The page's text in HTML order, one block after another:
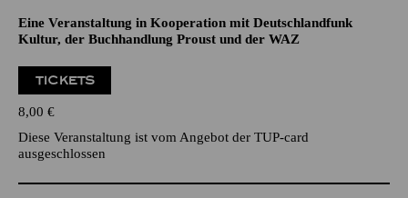
Eine Veranstaltung in Kooperation mit Deutschlandfunk
Kultur, der Buchhandlung Proust und der WAZ
TICKETS
8,00 €
Diese Veranstaltung ist vom Angebot der TUP-card
ausgeschlossen